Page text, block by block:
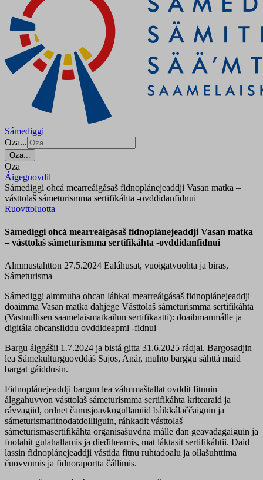
Sámediggi
Oza...
Oza...
Oza
Áigeguovdil
Sámediggi ohcá mearreáigásaš fidnoplánejeaddji Vasan matka –
vásttolaš sámeturismma sertifikáhta -ovddidanfidnui
Ruovttoluotta
Sámediggi ohcá mearreáigásaš fidnoplánejeaddji Vasan matka
– vásttolaš sámeturismma sertifikáhta -ovddidanfidnui
Almmustahtton 27.5.2024 Ealáhusat, vuoigatvuohta ja biras,
Sámeturisma
Sámediggi almmuha ohcan láhkai mearreáigásaš fidnoplánejeaddji
doaimma Vasan matka dahjege Vásttolaš sámeturismma sertifikáhta
(Vastuullisen saamelaismatkailun sertifikaatti): doaibmanmálle ja
digitála ohcansiiddu ovddideapmi -fidnui
Bargu álggášii 1.7.2024 ja bistá gitta 31.6.2025 rádjai. Bargosadjin
lea Sámekulturguovddáš Sajos, Anár, muhto barggu sáhttá maid
bargat gáiddusin.
Fidnoplánejeaddji bargun lea válmmaštallat ovddit fitnuin
álggahuvvon vásttolaš sámeturismma sertifikáhta kritearaid ja
rávvagiid, ordnet čanusjoavkogullamiid báikkálaččaiguin ja
sámeturismafitnodatdolliiguin, ráhkadit vásttolaš
sámeturismasertifikáhta organisašuvdna málle dan geavadagaiguin ja
fuolahit gulahallamis ja dieđiheamis, mat láktasit sertifikáhtii. Daid
lassin fidnoplánejeaddji vástida fitnu ruhtadoalu ja ollašuhttima
čuovvumis ja fidnoraportta čállimis.